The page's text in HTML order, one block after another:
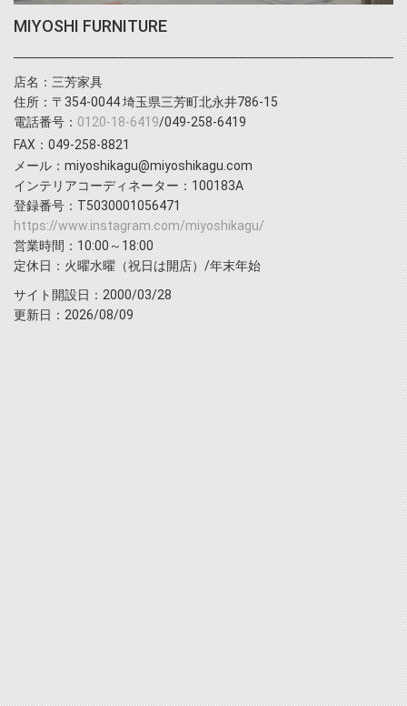
MIYOSHI FURNITURE
店名：三芳家具
住所：〒354-0044 埼玉県三芳町北永井786-15
電話番号：0120-18-6419/049-258-6419
FAX：049-258-8821
メール：miyoshikagu@miyoshikagu.com
インテリアコーディネーター：100183A
登録番号：T5030001056471
https://www.instagram.com/miyoshikagu/
営業時間：10:00～18:00
定休日：火曜水曜（祝日は開店）/年末年始
サイト開設日：2000/03/28
更新日：2026/08/09